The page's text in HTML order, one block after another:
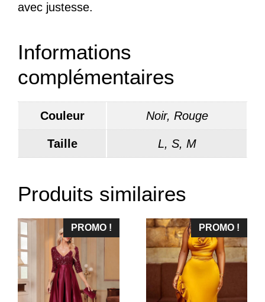
avec justesse.
Informations
complémentaires
Couleur Noir, Rouge
Taille L, S, M
Produits similaires
PROMO ! PROMO !